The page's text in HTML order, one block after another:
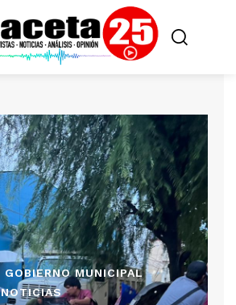
GOBIERNO MUNICIPAL
NOTICIAS